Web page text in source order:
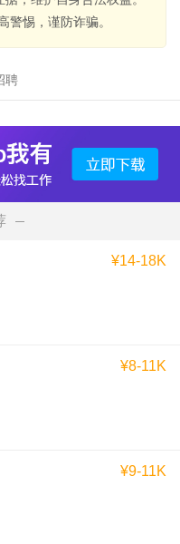
警惕，谨防诈骗。
聘
¥14-18K
¥8-11K
¥9-11K